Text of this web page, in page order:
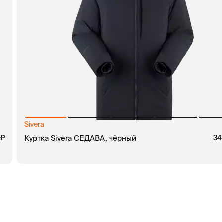
Sivera
Куртка Sivera СЕДАВА, чёрный
руб.
руб.